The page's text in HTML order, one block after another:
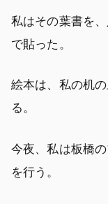
私はその葉書を
で貼った。
絵本は、私の机
る。
今夜、私は板橋
を行う。